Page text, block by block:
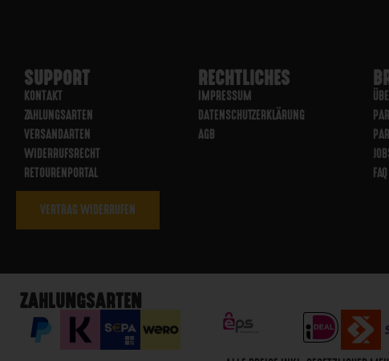
SUPPORT
KONTAKT
ZAHLUNGSARTEN
VERSANDARTEN
WIDERRUFSRECHT
RETOURENPORTAL
RECHTLICHES
IMPRESSUM
DATENSCHUTZERKLÄRUNG
AGB
VERTRAG WIDERRUFEN
ZAHLUNGSARTEN